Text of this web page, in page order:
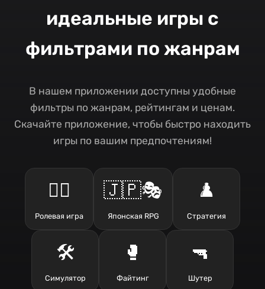
идеальные игры с
фильтрами по жанрам
В нашем приложении доступны удобные
фильтры по жанрам, рейтингам и ценам.
Скачайте приложение, чтобы быстро находить
игры по вашим предпочтениям!
🧙‍♂️
Ролевая игра
🇯🇵🎭
Японская RPG
♟️
Стратегия
🛠️
Симулятор
🥊
Файтинг
🔫
Шутер